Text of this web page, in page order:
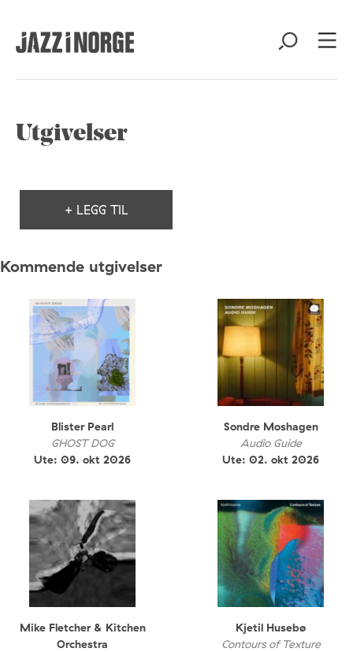
Utgivelser
+ LEGG TIL
Kommende utgivelser
Blister Pearl
GHOST DOG
Ute: 09. okt 2026
Sondre Moshagen
Audio Guide
Ute: 02. okt 2026
Mike Fletcher & Kitchen
Orchestra
Kjetil Husebø
Contours of Texture